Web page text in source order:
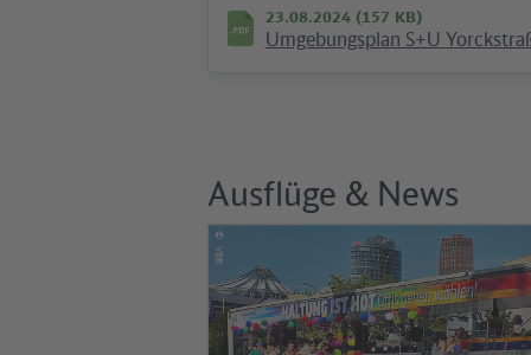
23.08.2024 (157 KB)
Umgebungsplan S+U
Ausflüge & News
©
VBB